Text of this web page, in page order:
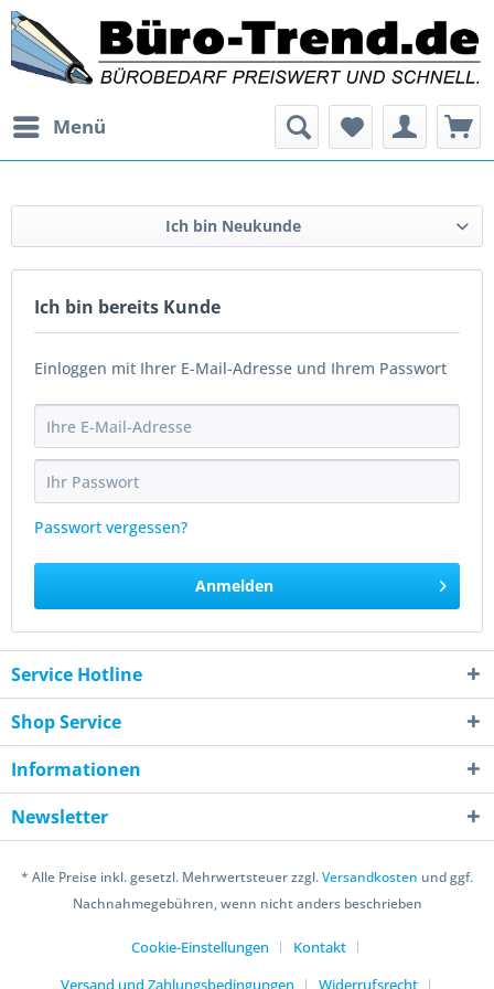
Menü
Ich bin Neukunde
Ich bin bereits Kunde
Einloggen mit Ihrer E-Mail-Adresse und Ihrem Passwort
Passwort vergessen?
Anmelden
Service Hotline
Shop Service
Informationen
Newsletter
* Alle Preise inkl. gesetzl. Mehrwertsteuer zzgl.Versandkosten und ggf.
Nachnahmegebühren, wenn nicht anders beschrieben
Cookie-Einstellungen
Kontakt
Versand und Zahlungsbedingungen
Widerrufsrecht